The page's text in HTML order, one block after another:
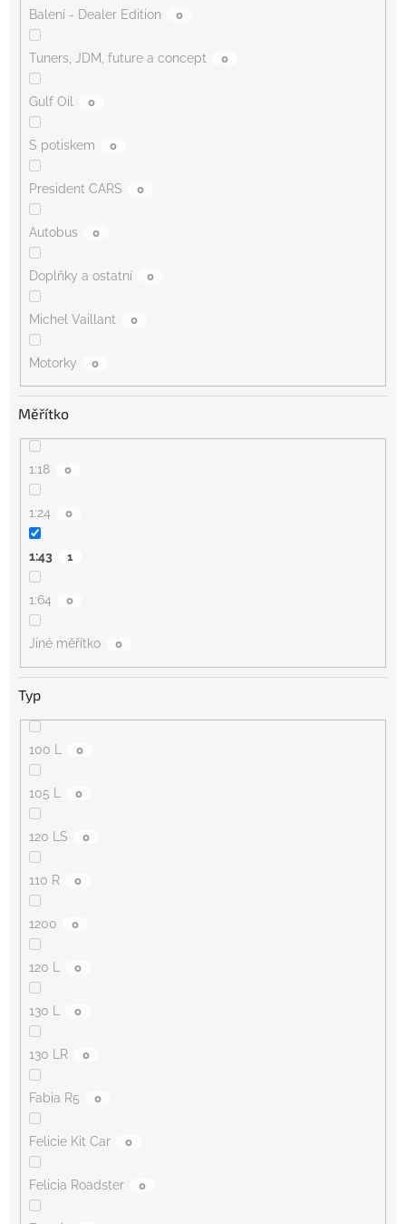
Balení - Dealer Edition 0
Tuners, JDM, future a concept 0
Gulf Oil 0
S potiskem 0
President CARS 0
Autobus 0
Doplňky a ostatní 0
Michel Vaillant 0
Motorky 0
Měřítko
1:18 0
1:24 0
1:43 1
1:64 0
Jiné měřítko 0
Typ
100 L 0
105 L 0
120 LS 0
110 R 0
1200 0
120 L 0
130 L 0
130 LR 0
Fabia R5 0
Felicie Kit Car 0
Felicia Roadster 0